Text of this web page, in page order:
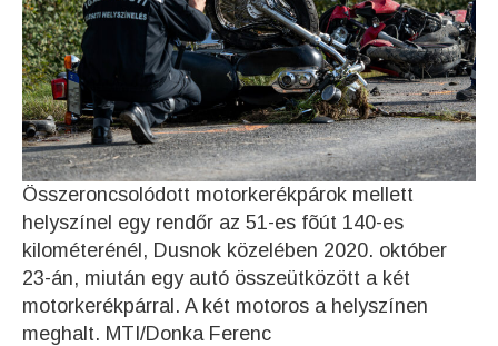
Összeroncsolódott motorkerékpárok mellett
helyszínel egy rendőr az 51-es fõút 140-es
kilométerénél, Dusnok közelében 2020. október
23-án, miután egy autó összeütközött a két
motorkerékpárral. A két motoros a helyszínen
meghalt. MTI/Donka Ferenc